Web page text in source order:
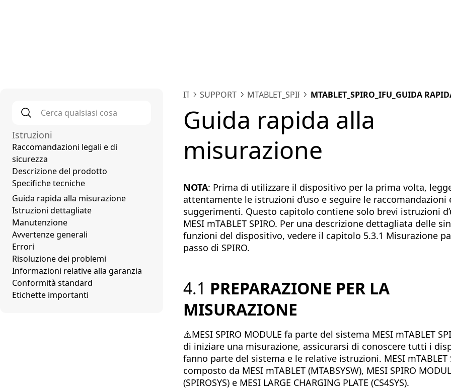
Istruzioni
Raccomandazioni legali e di
sicurezza
Descrizione del prodotto
Specifiche tecniche
Guida rapida alla misurazione
Istruzioni dettagliate
Manutenzione
Avvertenze generali
Errori
Risoluzione dei problemi
Informazioni relative alla garanzia
Conformità standard
Etichette importanti
IT SUPPORTO MTABLET_SPIRO MTABLET_SPIRO_IFU_GUIDA
Guida rapida alla
misurazione
NOTA: Prima di utilizzare il dispositivo per la prima volta,
attentamente le istruzioni d’uso e seguire le raccomandazioni
suggerimenti. Questo capitolo contiene solo brevi istruzioni
MESI mTABLET SPIRO. Per una descrizione dettagliata delle
funzioni del dispositivo, vedere il capitolo 5.3.1 Misurazione
passo di SPIRO.
4.1 PREPARAZIONE PER LA
MISURAZIONE
⚠️MESI SPIRO MODULE fa parte del sistema MESI mTABLET
di iniziare una misurazione, assicurarsi di conoscere tutti i
fanno parte del sistema e le relative istruzioni. MESI mTABLET
composto da MESI mTABLET (MTABSYSW), MESI SPIRO
(SPIROSYS) e MESI LARGE CHARGING PLATE (CS4SYS).